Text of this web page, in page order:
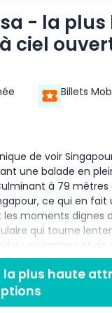
- la
ciel
Billets
de voir
une balade en
à 79
ce qui en
moments dignes
qui tourne
vos jambes et
de vues à
urbaine de
familles, les
la ville. Que vous la
la plus haute